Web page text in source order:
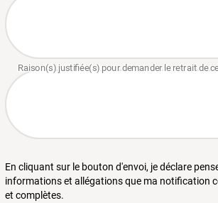
En cliquant sur le bouton d'envoi, je déclare
informations et allégations que ma notification
et complètes.